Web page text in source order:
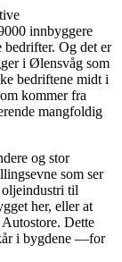
innbyggere
bedrifter. Og det er
i Ølensvåg som
bedriftene midt i
kommer fra
mangfoldig
og stor
som ser
til
her, eller at
Dette
i bygdene —for